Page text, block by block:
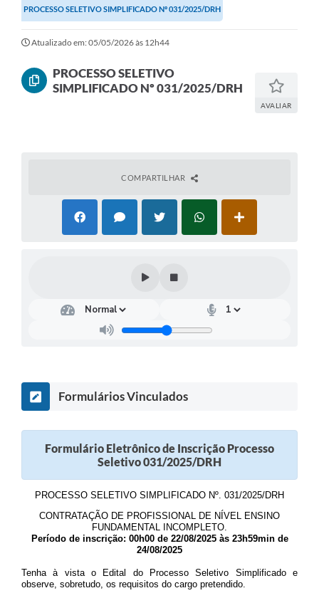
PROCESSO SELETIVO SIMPLIFICADO Nº 031/2025/DRH
Atualizado em: 05/05/2026 às 12h44
PROCESSO SELETIVO
SIMPLIFICADO Nº 031/2025/DRH
AVALIAR
COMPARTILHAR
Formulários Vinculados
Formulário Eletrônico de Inscrição Processo
Seletivo 031/2025/DRH
PROCESSO SELETIVO SIMPLIFICADO Nº. 031/2025/DRH
CONTRATAÇÃO DE PROFISSIONAL DE NÍVEL ENSINO
FUNDAMENTAL INCOMPLETO.
Período de inscrição: 00h00 de 22/08/2025 às 23h59min de
24/08/2025
Tenha à vista o Edital do Processo Seletivo Simplificado e
observe, sobretudo, os requisitos do cargo pretendido.